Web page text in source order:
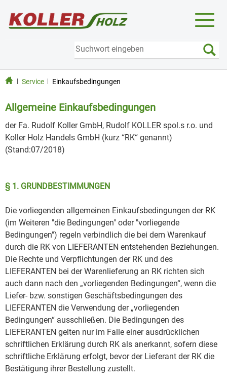
Service Einkaufsbedingungen
Allgemeine Einkaufsbedingungen
der Fa. Rudolf Koller GmbH, Rudolf KOLLER spol.s r.o. und
Koller Holz Handels GmbH (kurz “RK“ genannt)
(Stand:07/2018)
§ 1. GRUNDBESTIMMUNGEN
Die vorliegenden allgemeinen Einkaufsbedingungen der RK
(im Weiteren "die Bedingungen" oder "vorliegende
Bedingungen") regeln verbindlich die bei dem Warenkauf
durch die RK von LIEFERANTEN entstehenden Beziehungen.
Die Rechte und Verpflichtungen der RK und des
LIEFERANTEN bei der Warenlieferung an RK richten sich
auch dann nach den „vorliegenden Bedingungen“, wenn die
Liefer- bzw. sonstigen Geschäftsbedingungen des
LIEFERANTEN die Verwendung der „vorliegenden
Bedingungen“ ausschließen. Die Bedingungen des
LIEFERANTEN gelten nur im Falle einer ausdrücklichen
schriftlichen Erklärung durch RK als anerkannt, sofern diese
schriftliche Erklärung erfolgt, bevor der Lieferant der RK die
Bestätigung ihrer Bestellung zustellt.